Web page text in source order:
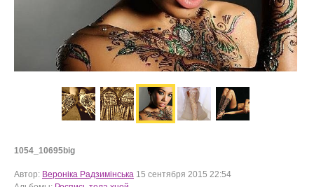
1054_10695big
Автор: Вероніка Радзимінська 15 сентября 2015 22:54